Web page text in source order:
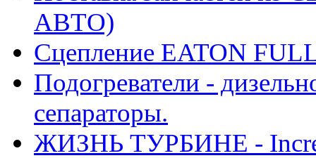
АВТО)
Сцепление EATON
Подогреватели -
сепараторы.
ЖИЗНЬ ТУРБИНЕ -